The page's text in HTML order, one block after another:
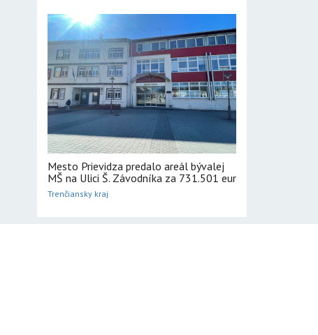
Mesto Prievidza predalo areál bývalej
MŠ na Ulici Š. Závodníka za 731.501 eur
Trenčiansky kraj